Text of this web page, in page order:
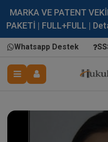
MARKA VE PATENT
PAKETİ | FULL+FULL |
Whatsapp Destek